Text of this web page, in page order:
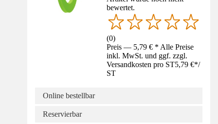
bewertet.
(0)
Preis — 5,79 € * Alle Preise
inkl. MwSt. und ggf. zzgl.
Versandkosten pro ST5,79 €*/
ST
Online bestellbar
Reservierbar